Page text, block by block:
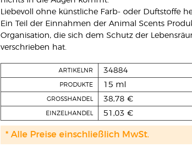
Liebevoll ohne künstliche Farb- oder Duftstoffe
Ein Teil der Einnahmen der Animal Scents
Organisation, die sich dem Schutz der
verschrieben hat.
ARTIKELNR 34884
PRODUKTE 15 ml
GROSSHANDEL 38,78 €
EINZELHANDEL 51,03 €
* Alle Preise einschließlich MwSt.